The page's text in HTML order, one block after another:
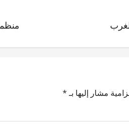
مشار إليها بـ*